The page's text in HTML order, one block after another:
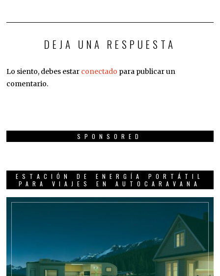
DEJA UNA RESPUESTA
Lo siento, debes estar conectado para publicar un
comentario.
SPONSORED
ESTACIÓN DE ENERGÍA PORTÁTIL
PARA VIAJES EN AUTOCARAVANA